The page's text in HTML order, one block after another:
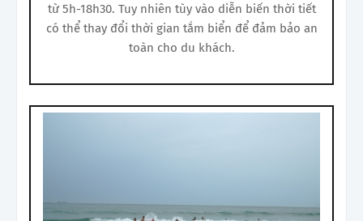
từ 5h-18h30. Tuy nhiên tùy vào diễn biến thời tiết
có thể thay đổi thời gian tắm biển để đảm bảo an
toàn cho du khách.